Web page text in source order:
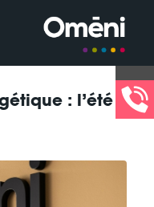
: l’été